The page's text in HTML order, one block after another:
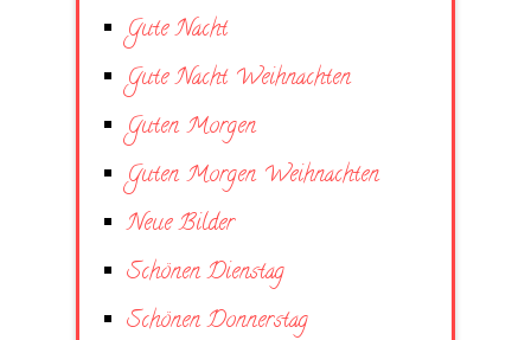
Gute Nacht
Gute Nacht Weihnachten
Guten Morgen
Guten Morgen Weihnachten
Neue Bilder
Schönen Dienstag
Schönen Donnerstag